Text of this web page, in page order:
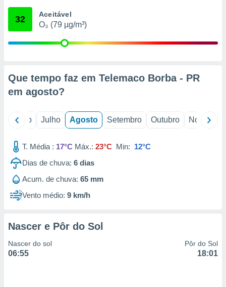
através
1199
32 Aceitável
O₃ (79 µg/m³)
Que tempo faz em Telemaco Borba - PR
em agosto?
Junho Julho Agosto Setembro Outubro Novembro
T. Média : 17°C Máx.: 23°C Min: 12°C
Dias de chuva: 6 dias
Acum. de chuva: 65 mm
Vento médio: 9 km/h
Nascer e Pôr do Sol
Nascer do sol
06:55
Pôr do Sol
18:01